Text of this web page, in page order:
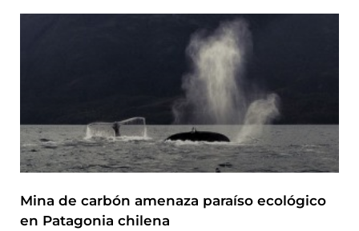
Mina de carbón amenaza paraíso ecológico
en Patagonia chilena